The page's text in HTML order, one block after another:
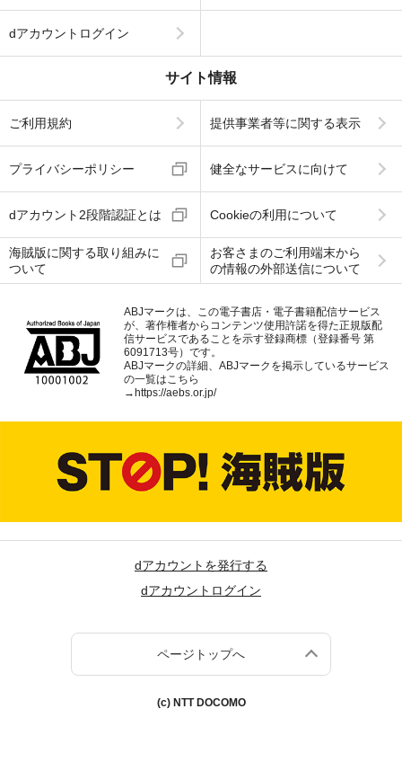
dアカウントログイン
サイト情報
ご利用規約 提供事業者等に関する表示
プライバシーポリシー 健全なサービスに向けて
dアカウント2段階認証とは Cookieの利用について
海賊版に関する取り組みに
ついて
お客さまのご利用端末から
の情報の外部送信について
ABJマークは、この電子書店・電子書籍配信サービス
が、著作権者からコンテンツ使用許諾を得た正規版配
信サービスであることを示す登録商標（登録番号 第
6091713号）です。
ABJマークの詳細、ABJマークを掲示しているサービス
の一覧はこちら
→ https://aebs.or.jp/
dアカウントを発行する
dアカウントログイン
ページトップへ
(c) NTT DOCOMO